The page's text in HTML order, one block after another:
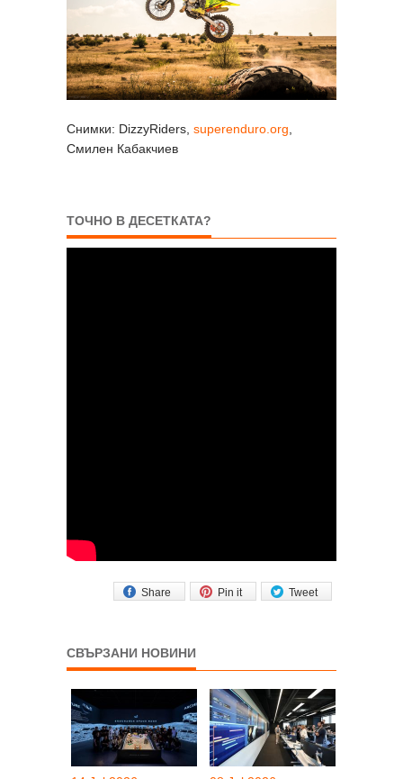
Снимки: DizzyRiders, superenduro.org
Смилен Кабакчиев
ТОЧНО В ДЕСЕТКАТА?
Tweet
Pin it
Share
СВЪРЗАНИ НОВИНИ